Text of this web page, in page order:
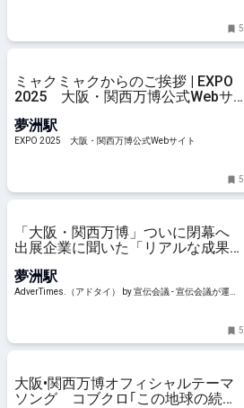
5
ミャクミャクからのご挨拶 | EXPO
2025 大阪・関西万博公式Webサ
夢洲駅
EXPO 2025 大阪・関西万博公式Webサイト
5
「大阪・関西万博」ついに閉幕へ
出展企業に聞いた「リアルな成果」
夢洲駅
AdverTimes.（アドタイ） by 宣伝会議 - 宣伝会議が運営
5
大阪•関西万博オフィシャルテーマ
ソング コブクロ｢この地球の続き